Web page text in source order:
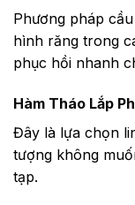
Phương pháp
hình răng trong
phục hồi nhanh
Hàm Tháo Lắp
Đây là lựa chọn
tượng không
tạp.